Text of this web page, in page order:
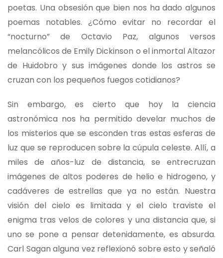
poetas. Una obsesión que bien nos ha dado algunos
poemas notables. ¿Cómo evitar no recordar el
“nocturno” de Octavio Paz, algunos versos
melancólicos de Emily Dickinson o el inmortal Altazor
de Huidobro y sus imágenes donde los astros se
cruzan con los pequeños fuegos cotidianos?
Sin embargo, es cierto que hoy la ciencia
astronómica nos ha permitido develar muchos de
los misterios que se esconden tras estas esferas de
luz que se reproducen sobre la cúpula celeste. Allí, a
miles de años-luz de distancia, se entrecruzan
imágenes de altos poderes de helio e hidrogeno, y
cadáveres de estrellas que ya no están. Nuestra
visión del cielo es limitada y el cielo traviste el
enigma tras velos de colores y una distancia que, si
uno se pone a pensar detenidamente, es absurda.
Carl Sagan alguna vez reflexionó sobre esto y señaló